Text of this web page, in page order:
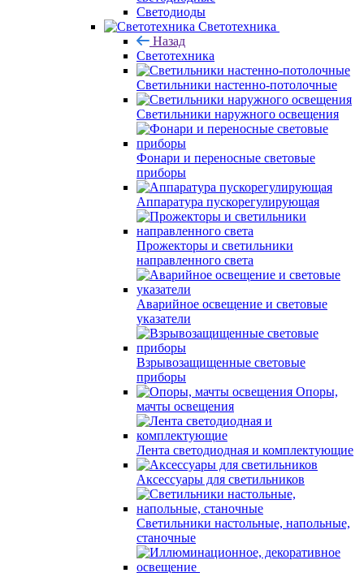
Светодиоды
Светотехника
Назад
Светотехника
Светильники настенно-потолочные
Светильники наружного освещения
Фонари и переносные световые
приборы
Аппаратура пускорегулирующая
Прожекторы и светильники
направленного света
Аварийное освещение и световые
указатели
Взрывозащищенные световые
приборы
Опоры,
мачты освещения
Лента светодиодная и комплектующие
Аксессуары для светильников
Светильники настольные, напольные,
станочные